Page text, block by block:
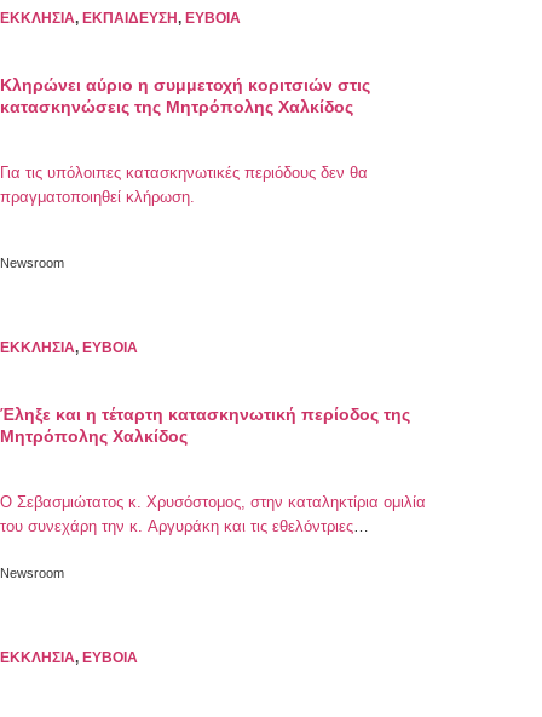
ΕΚΚΛΗΣΙΑ, ΕΚΠΑΙΔΕΥΣΗ, ΕΥΒΟΙΑ
Κληρώνει αύριο η συμμετοχή κοριτσιών στις
κατασκηνώσεις της Μητρόπολης Χαλκίδος
Για τις υπόλοιπες κατασκηνωτικές περιόδους δεν θα
πραγματοποιηθεί κλήρωση.
Newsroom
ΕΚΚΛΗΣΙΑ, ΕΥΒΟΙΑ
Έληξε και η τέταρτη κατασκηνωτική περίοδος της
Μητρόπολης Χαλκίδος
Ο Σεβασμιώτατος κ. Χρυσόστομος, στην καταληκτίρια ομιλία
του συνεχάρη την κ. Αργυράκη και τις εθελόντριες
νεαρές κοπέλες
Newsroom
ΕΚΚΛΗΣΙΑ, ΕΥΒΟΙΑ